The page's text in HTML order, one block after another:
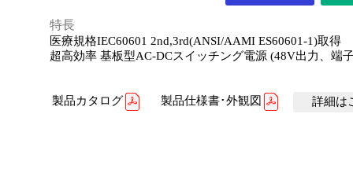
特長
医療規格IEC60601 2nd,3rd(ANSI/AAMI ES60601-1)取得
超高効率 基板型AC-DCスイッチング電源 (48V出力、端
製品カタログ 製品仕様書･外観図 詳細は